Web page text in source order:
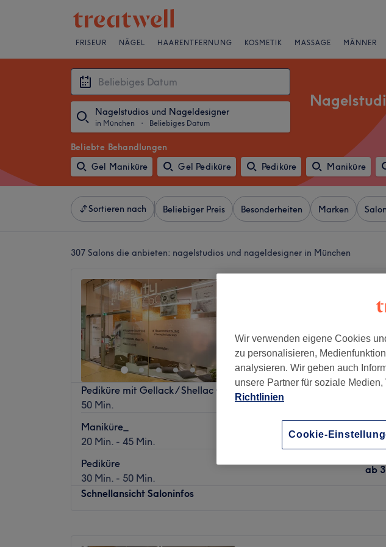
FRISEUR NÄGEL HAARENTFERNUNG KOSMETIK MASSAGE MÄNNER
Nagelstudios und Nageldesigner
in München ・ Beliebiges Datum
Beliebte Behandlungen
Gel Maniküre
Gel Pediküre Pediküre Maniküre
Sortieren nach Beliebiger Preis Besonderheiten Marken
307 Salons die anbieten: nagelstudios und nageldesigner in München
915
Pediküre mit Gellack / Shellac Cnd
50 Min.
Maniküre_
20 Min. - 45 Min.
ab
Pediküre
30 Min. - 50 Min.
ab
Schnellansicht Saloninfos
Wir verwenden eigene Cookies
zu personalisieren,
analysieren. Wir geben auch
unsere Partner für soziale
Richtlinien
Cookie-